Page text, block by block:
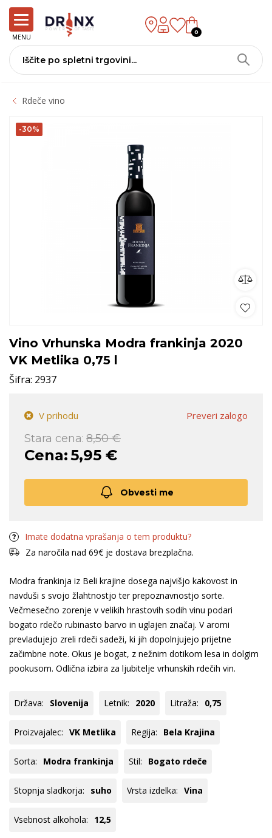
MENU
0
Rdeče vino
-30%
Vino Vrhunska Modra frankinja 2020
VK Metlika 0,75 l
Šifra: 2937
Preveri zalogo
V prihodu
Stara cena: 8,50 €
Cena:5,95 €
Obvesti me
Imate dodatna vprašanja o tem produktu?
Za naročila nad 69€ je dostava brezplačna.
Modra frankinja iz Beli krajine dosega najvišjo kakovost in
navduši s svojo žlahtnostjo ter prepoznavnostjo sorte.
Večmesečno zorenje v velikih hrastovih sodih vinu podari
bogato rdečo rubinasto barvo in uglajen značaj. V aromi
prevladujejo zreli rdeči sadeži, ki jih dopolnjujejo prijetne
začimbne note. Okus je bogat, z nežnim dotikom lesa in dolgim
pookusom. Odlična izbira za ljubitelje vrhunskih rdečih vin.
Država: Slovenija Letnik: 2020 Litraža: 0,75
Proizvajalec: VK Metlika Regija: Bela Krajina
Sorta: Modra frankinja Stil: Bogato rdeče
Stopnja sladkorja: suho Vrsta izdelka: Vina
Vsebnost alkohola: 12,5